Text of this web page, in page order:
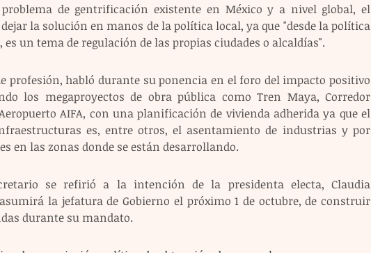
de gentrificación existente en México y a nivel global, el
la solución en manos de la política local, ya que "desde la política
es un tema de regulación de las propias ciudades o alcaldías".
profesión, habló durante su ponencia en el foro del impacto positivo
los megaproyectos de obra pública como Tren Maya, Corredor
AIFA, con una planificación de vivienda adherida ya que el
es, entre otros, el asentamiento de industrias y por
en las zonas donde se están desarrollando.
se refirió a la intención de la presidenta electa, Claudia
la jefatura de Gobierno el próximo 1 de octubre, de construir
durante su mandato.